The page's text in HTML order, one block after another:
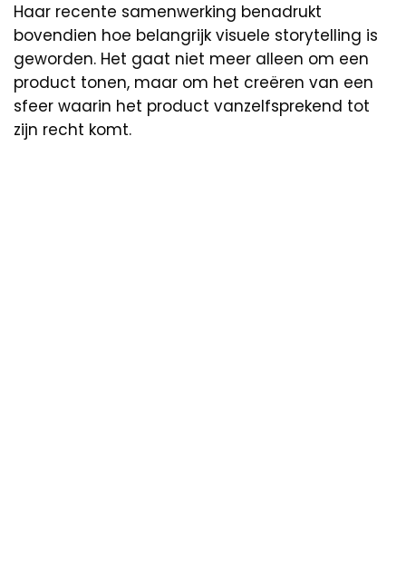
Haar recente samenwerking benadrukt
bovendien hoe belangrijk visuele storytelling is
geworden. Het gaat niet meer alleen om een
product tonen, maar om het creëren van een
sfeer waarin het product vanzelfsprekend tot
zijn recht komt.